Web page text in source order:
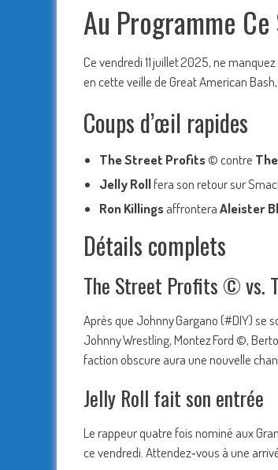
Au Programme
Ce vendredi 11 juillet 2025, ne
en cette veille de Great American
Coups d’œil rapides
The Street Profits© contre
Jelly Rollfera son retour sur
Ron KillingsaffronteraAleister
Détails complets
The Street Profits © vs.
Après que Johnny Gargano (#DIY) se
Johnny Wrestling, Montez Ford ©,
faction obscure aura une nouvelle
Jelly Roll fait son entrée
Le rappeur quatre fois nominé aux
ce vendredi. Attendez‑vous à une